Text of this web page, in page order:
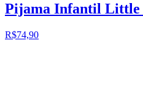
Pijama Infantil Little
R$74,90